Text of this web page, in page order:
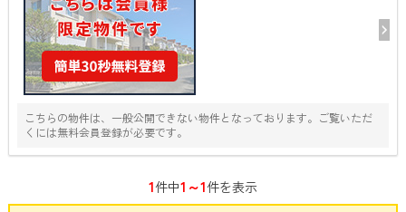
こちらの物件は、一般公開できない物件となっております。ご覧いただ
くには無料会員登録が必要です。
1件中1～1件を表示